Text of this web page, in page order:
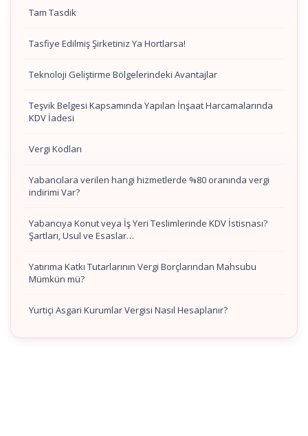
Tam Tasdik
Tasfiye Edilmiş Şirketiniz Ya Hortlarsa!
Teknoloji Geliştirme Bölgelerindeki Avantajlar
Teşvik Belgesi Kapsamında Yapılan İnşaat Harcamalarında
KDV İadesi
Vergi Kodları
Yabancılara verilen hangi hizmetlerde %80 oranında vergi
indirimi Var?
Yabancıya Konut veya İş Yeri Teslimlerinde KDV İstisnası?
Şartları, Usul ve Esaslar…
Yatırıma Katkı Tutarlarının Vergi Borçlarından Mahsubu
Mümkün mü?
Yurtiçi Asgari Kurumlar Vergisi Nasıl Hesaplanır?